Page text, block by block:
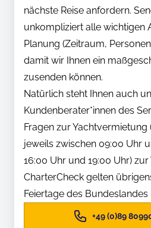
nächste Reise anfordern.
unkompliziert alle wichtigen
Planung (Zeitraum,
damit wir Ihnen ein
zusenden können.
Natürlich steht Ihnen auch
Kundenberater*innen des
Fragen zur Yachtvermietung
jeweils zwischen 09:00 Uhr
16:00 Uhr und 19:00 Uhr)
CharterCheck gelten
Feiertage des Bundeslandes
+49 (0)89